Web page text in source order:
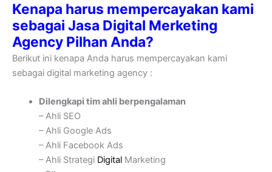
Kenapa harus mempercayakan kami
sebagai Jasa Digital Merketing
Agency Pilhan Anda?
Berikut ini kenapa Anda harus mempercayakan kami
sebagai digital marketing agency :
Dilengkapi tim ahli berpengalaman
– Ahli SEO
– Ahli Google Ads
– Ahli Facebook Ads
– Ahli Strategi DigitalMarketing